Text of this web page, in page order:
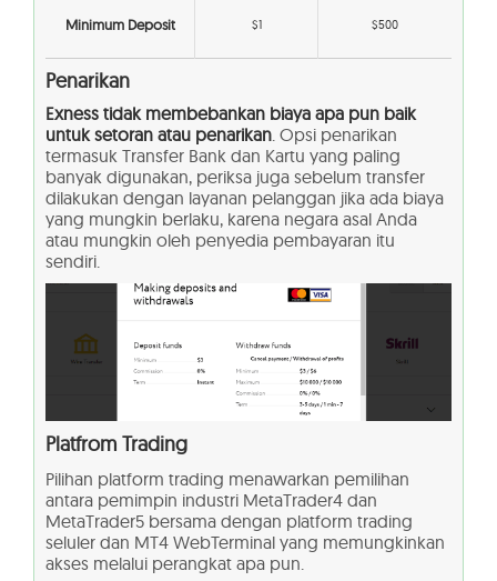
Minimum Deposit $1 $500
Penarikan
Exness tidak membebankan biaya apa pun baik
untuk setoran atau penarikan. Opsi penarikan
termasuk Transfer Bank dan Kartu yang paling
banyak digunakan, periksa juga sebelum transfer
dilakukan dengan layanan pelanggan jika ada biaya
yang mungkin berlaku, karena negara asal Anda
atau mungkin oleh penyedia pembayaran itu
sendiri.
Platfrom Trading
Pilihan platform trading menawarkan pemilihan
antara pemimpin industri MetaTrader4 dan
MetaTrader5 bersama dengan platform trading
seluler dan MT4 WebTerminal yang memungkinkan
akses melalui perangkat apa pun.